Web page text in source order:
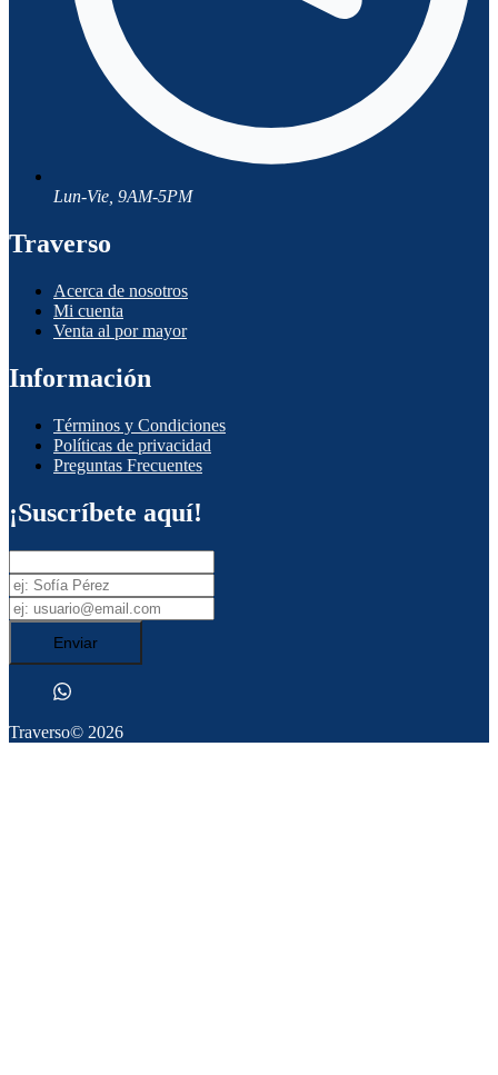
Lun-Vie, 9AM-5PM
Traverso
Acerca de nosotros
Mi cuenta
Venta al por mayor
Información
Términos y Condiciones
Políticas de privacidad
Preguntas Frecuentes
¡Suscríbete aquí!
Enviar
Traverso© 2026